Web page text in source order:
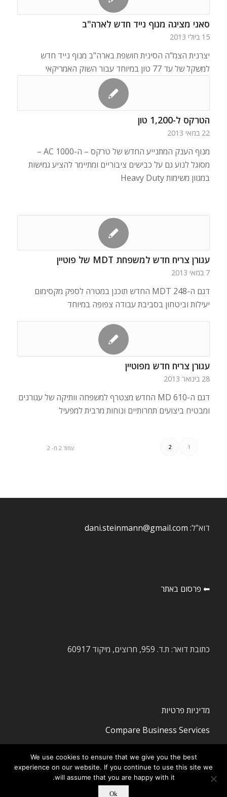
סאני מציגה מנוף נייד חדש לארה"ב
15 ביולי 2013
יצרנית הצמ"ה הסינית חושפת בארה"ב מנוף נייד חדש
למשקל של עד 77 טון במיוחד עבור השוק האמריקאי
הטרקס ל-1,200 טון
22 במאי 2013
מנוף הענק המתנייע החדש של טרקס – ה-AC 1000 –
מסוגל לנוע גם על כבישים ציבוריים ומתיימר להציע גמישות
במגוון משימות Heavy Duty
עגורן צריח חדש למשפחת MDT של פוטיין
7 במאי 2013
דגם ה-MDT 248 החדש תוכנן במטרה לספק מקסימום
יעילות וביטחון בסביבת עבודה צפופה במיוחד
עגורן צריח חדש מפוטיין
28 בינואר 2013
דגם ה-MD 610 החדש מצטרף למשפחה וותיקה של עגורנים
ומבטיח ביצועים תחרותיים ונוחות מרבית למפעיל
עמוד 2 מ- 2 1
2
דוא"ל: dani.steinmann@gmail.com
⬅ פרסום באתר
כתובת דואר: ת.ד. 959, חרוצים, מיקוד 60917
מדיניות פרטיות
Compare Business Services
We use cookies to ensure that we give you the best
experience on our website. If you continue to use this site we
will assume that you are happy with it.
Ok